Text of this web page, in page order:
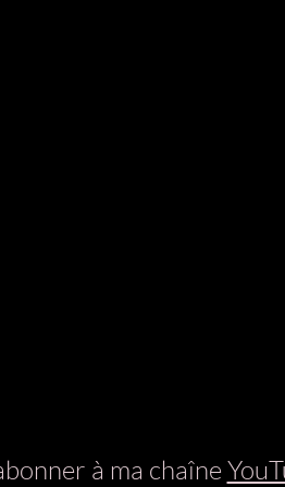
à ma chaîne